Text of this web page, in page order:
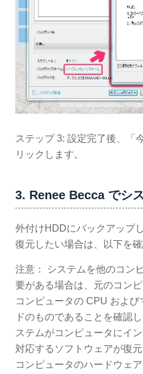
ステップ 3: 設定完了後、「
リックします。
3. Renee Becca でシ
外付けHDDにバックアップ
復元したい場合は、以下を確
注意： システムを他のコン
要がある場合は、元のコン
コンピュータの CPU およ
ドのものであることを確認
ステムがコンピュータにイ
対応するソフトウェアが復
コンピュータのハードウェ